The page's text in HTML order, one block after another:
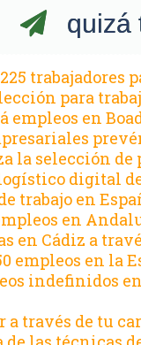
quizá
para
empleos en
la selección de
digital de
trabajo en
en
en Cádiz a
empleos en la
indefinidos
a través de tu